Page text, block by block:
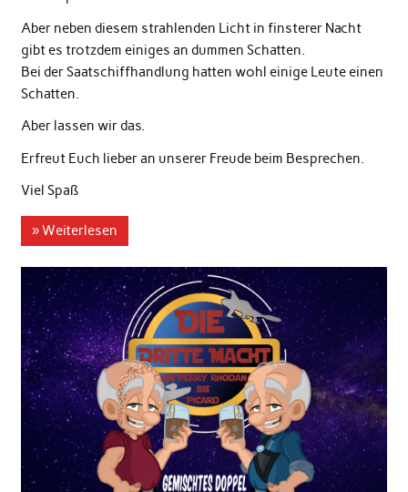
Aber neben diesem strahlenden Licht in finsterer Nacht
gibt es trotzdem einiges an dummen Schatten.
Bei der Saatschiffhandlung hatten wohl einige Leute einen
Schatten.
Aber lassen wir das.
Erfreut Euch lieber an unserer Freude beim Besprechen.
Viel Spaß
» Weiterlesen